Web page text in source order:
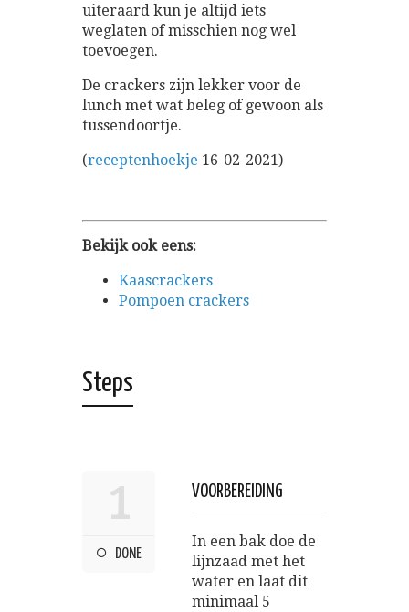
uiteraard kun je altijd iets
weglaten of misschien nog wel
toevoegen.
De crackers zijn lekker voor de
lunch met wat beleg of gewoon als
tussendoortje.
(receptenhoekje 16-02-2021)
Bekijk ook eens:
Kaascrackers
Pompoen crackers
Steps
1
DONE
VOORBEREIDING
In een bak doe de
lijnzaad met het
water en laat dit
minimaal 5